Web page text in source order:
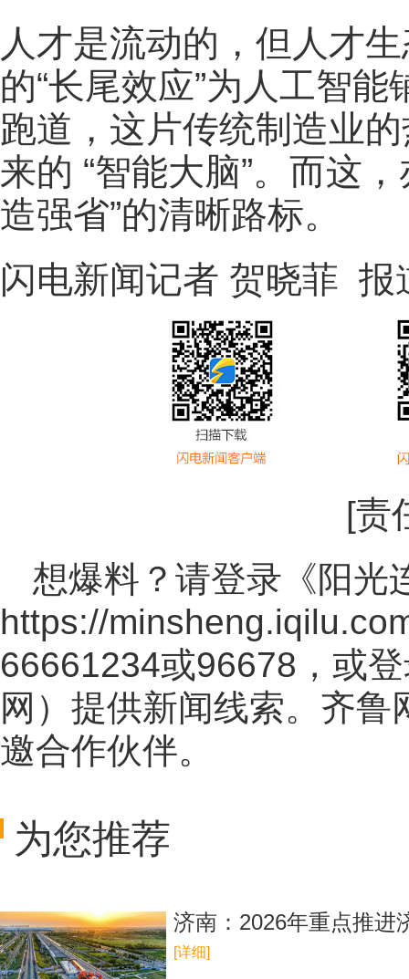
人才是流动的，但人才
的“长尾效应”为人工智
跑道，这片传统制造业
来的 “智能大脑”。而这
造强省”的清晰路标。
闪电新闻记者 贺晓菲 报
[责
想爆料？请登录《阳光
https://
66661234或96678，或
网 ）提供新闻线索。齐鲁
邀合作伙伴。
为您推荐
济南：2026年重点推进
[详细]